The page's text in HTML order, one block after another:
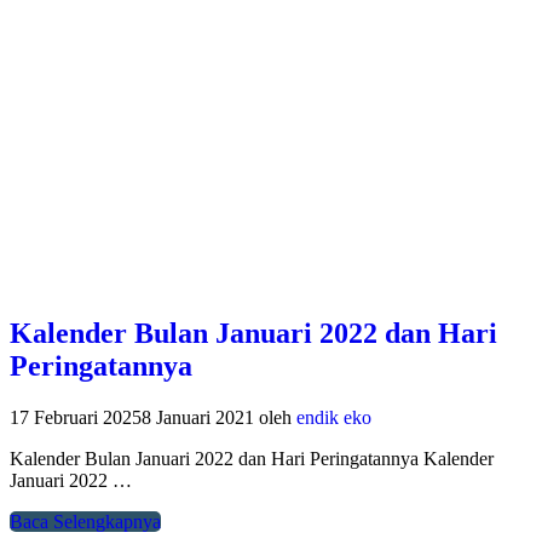
Kalender Bulan Januari 2022 dan Hari
Peringatannya
17 Februari 20258 Januari 2021 oleh endik eko
Kalender Bulan Januari 2022 dan Hari Peringatannya Kalender
Januari 2022 …
Baca Selengkapnya